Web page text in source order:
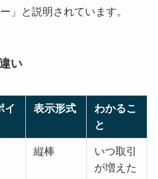
」と説明されています。
い
イ
表示形式
わかるこ
と
縦棒
いつ取引
が増えた